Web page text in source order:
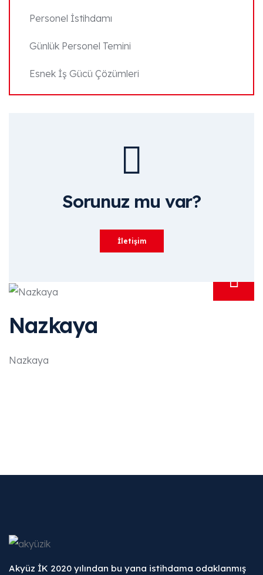
Personel İstihdamı
Günlük Personel Temini
Esnek İş Gücü Çözümleri
Sorunuz mu var?
İletişim
Nazkaya
Nazkaya
Akyüz İK 2020 yılından bu yana istihdama odaklanmış